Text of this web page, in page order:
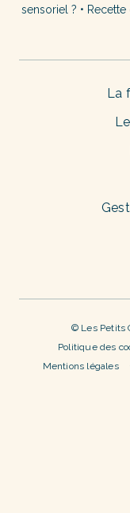
sensoriel ? •
La
© Les Petits
Politique des
Mentions légales